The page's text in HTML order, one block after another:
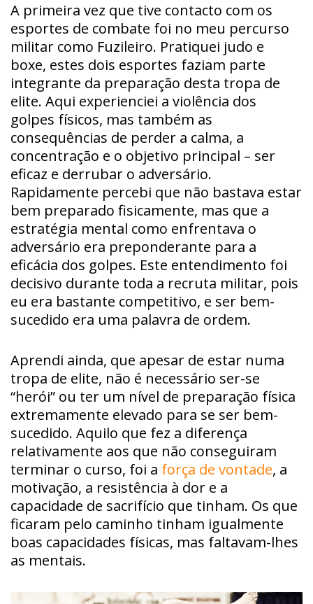
A primeira vez que tive contacto com os
esportes de combate foi no meu percurso
militar como Fuzileiro. Pratiquei judo e
boxe, estes dois esportes faziam parte
integrante da preparação desta tropa de
elite. Aqui experienciei a violência dos
golpes físicos, mas também as
consequências de perder a calma, a
concentração e o objetivo principal – ser
eficaz e derrubar o adversário.
Rapidamente percebi que não bastava estar
bem preparado fisicamente, mas que a
estratégia mental como enfrentava o
adversário era preponderante para a
eficácia dos golpes. Este entendimento foi
decisivo durante toda a recruta militar, pois
eu era bastante competitivo, e ser bem-
sucedido era uma palavra de ordem.
Aprendi ainda, que apesar de estar numa
tropa de elite, não é necessário ser-se
“herói” ou ter um nível de preparação física
extremamente elevado para se ser bem-
sucedido. Aquilo que fez a diferença
relativamente aos que não conseguiram
terminar o curso, foi a força de vontade, a
motivação, a resistência à dor e a
capacidade de sacrifício que tinham. Os que
ficaram pelo caminho tinham igualmente
boas capacidades físicas, mas faltavam-lhes
as mentais.